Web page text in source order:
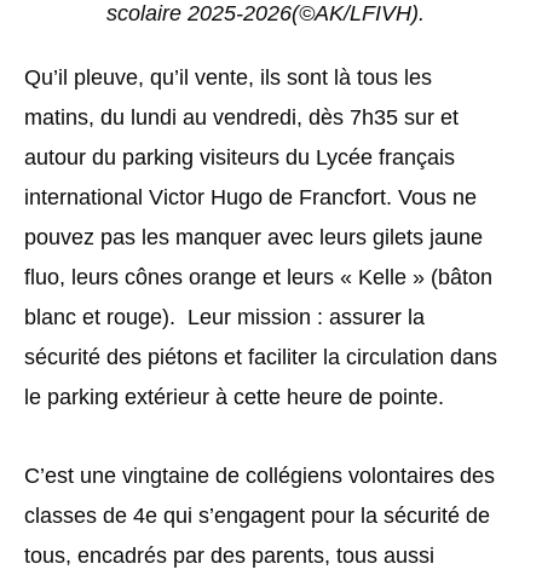
scolaire 2025-2026(©AK/LFIVH).
Qu’il pleuve, qu’il vente, ils sont là tous les
matins, du lundi au vendredi, dès 7h35 sur et
autour du parking visiteurs du Lycée français
international Victor Hugo de Francfort. Vous ne
pouvez pas les manquer avec leurs gilets jaune
fluo, leurs cônes orange et leurs « Kelle » (bâton
blanc et rouge). Leur mission : assurer la
sécurité des piétons et faciliter la circulation dans
le parking extérieur à cette heure de pointe.
C’est une vingtaine de collégiens volontaires des
classes de 4e qui s’engagent pour la sécurité de
tous, encadrés par des parents, tous aussi